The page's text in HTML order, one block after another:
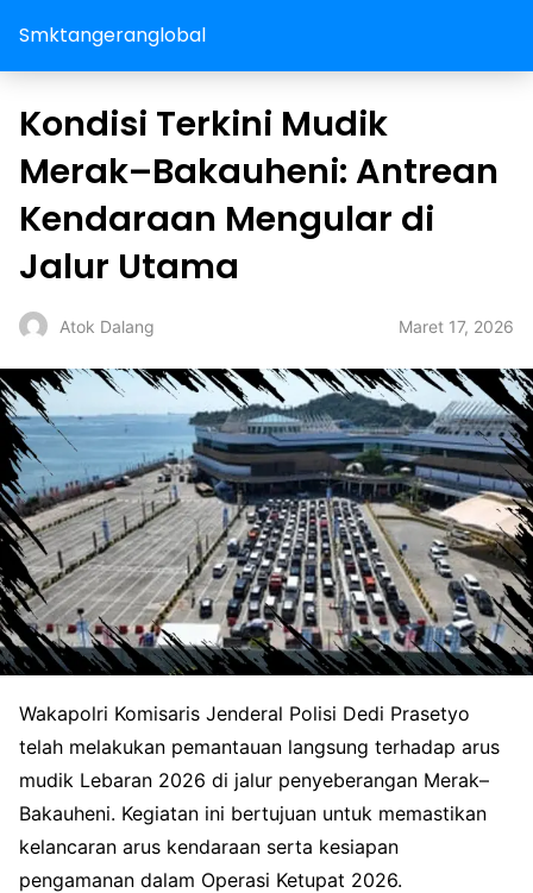
Smktangeranglobal
Kondisi Terkini Mudik
Merak–Bakauheni: Antrean
Kendaraan Mengular di
Jalur Utama
Atok Dalang Maret 17, 2026
Wakapolri Komisaris Jenderal Polisi Dedi Prasetyo
telah melakukan pemantauan langsung terhadap arus
mudik Lebaran 2026 di jalur penyeberangan Merak–
Bakauheni. Kegiatan ini bertujuan untuk memastikan
kelancaran arus kendaraan serta kesiapan
pengamanan dalam Operasi Ketupat 2026.